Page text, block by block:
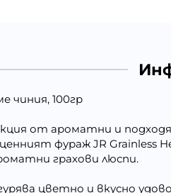
чиния, 100гр
от ароматни и
фураж JR Grainless
грахови люспи.
цветно и вкусно